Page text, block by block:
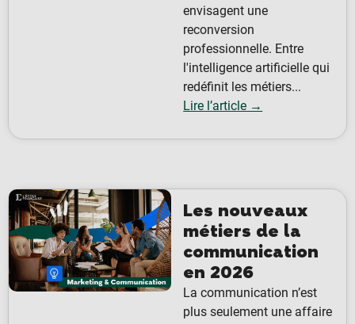
envisagent une
reconversion
professionnelle. Entre
l'intelligence artificielle qui
redéfinit les métiers...
Lire l’article →
Les nouveaux
métiers de la
communication
en 2026
La communication n’est
plus seulement une affaire